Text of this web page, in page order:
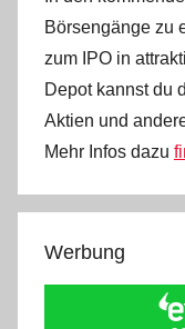
Börsengänge zu
zum IPO in
Depot kannst du
Aktien und
Mehr Infos dazu
Werbung